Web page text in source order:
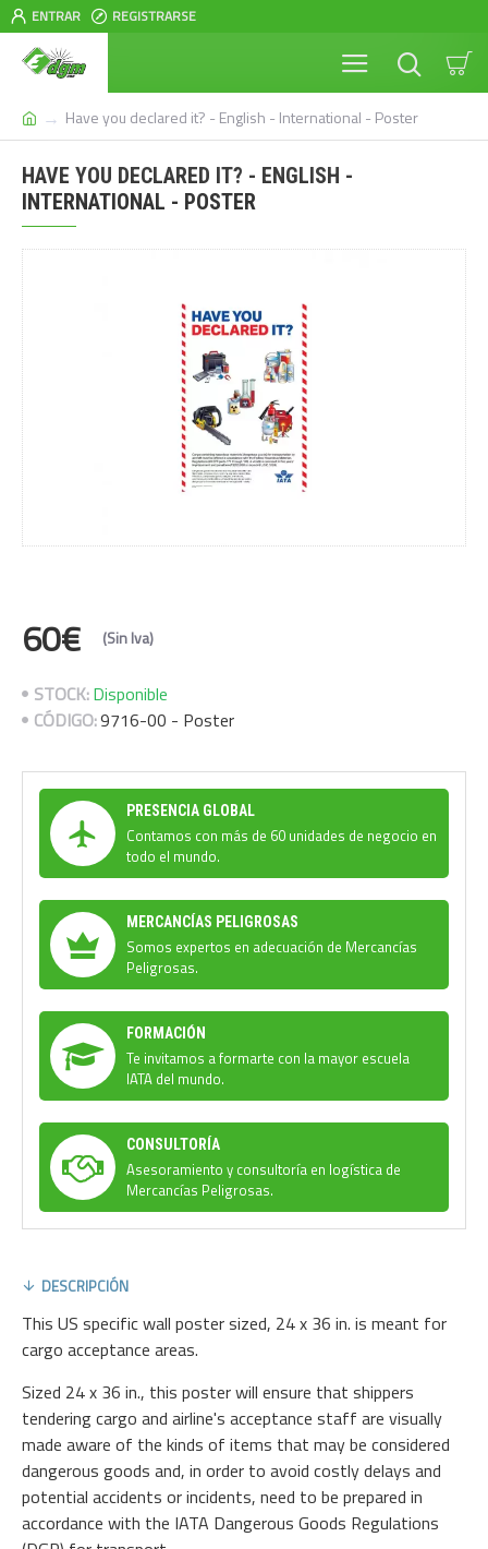
ENTRAR REGISTRARSE
Have you declared it? - English - International - Poster
HAVE YOU DECLARED IT? - ENGLISH -
INTERNATIONAL - POSTER
60€ (Sin Iva)
STOCK:Disponible
CÓDIGO:9716-00 - Poster
PRESENCIA GLOBAL
Contamos con más de 60 unidades de negocio en
todo el mundo.
MERCANCÍAS PELIGROSAS
Somos expertos en adecuación de Mercancías
Peligrosas.
FORMACIÓN
Te invitamos a formarte con la mayor escuela
IATA del mundo.
CONSULTORÍA
Asesoramiento y consultoría en logística de
Mercancías Peligrosas.
DESCRIPCIÓN
This US specific wall poster sized, 24 x 36 in. is meant for
cargo acceptance areas.
Sized 24 x 36 in., this poster will ensure that shippers
tendering cargo and airline's acceptance staff are visually
made aware of the kinds of items that may be considered
dangerous goods and, in order to avoid costly delays and
potential accidents or incidents, need to be prepared in
accordance with the IATA Dangerous Goods Regulations